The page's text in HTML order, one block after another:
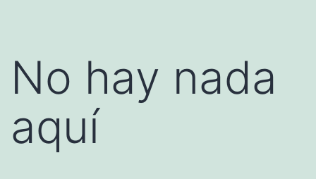
No hay nada
aquí